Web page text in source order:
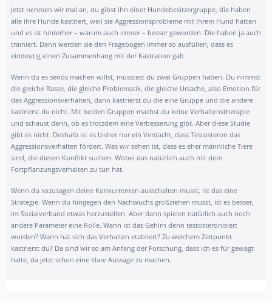
Jetzt nehmen wir mal an, du gibst ihn einer Hundebesitzergruppe, die haben
alle ihre Hunde kastriert, weil sie Aggressionsprobleme mit ihrem Hund hatten
und es ist hinterher – warum auch immer – besser geworden. Die haben ja auch
trainiert. Dann werden sie den Fragebogen immer so ausfüllen, dass es
eindeutig einen Zusammenhang mit der Kastration gab.
Wenn du es seriös machen willst, müsstest du zwei Gruppen haben. Du nimmst
die gleiche Rasse, die gleiche Problematik, die gleiche Ursache, also Emotion für
das Aggressionsverhalten, dann kastrierst du die eine Gruppe und die andere
kastrierst du nicht. Mit beiden Gruppen machst du keine Verhaltenstherapie
und schaust dann, ob es trotzdem eine Verbesserung gibt. Aber diese Studie
gibt es nicht. Deshalb ist es bisher nur ein Verdacht, dass Testosteron das
Aggressionsverhalten fördert. Was wir sehen ist, dass es eher männliche Tiere
sind, die diesen Konflikt suchen. Wobei das natürlich auch mit dem
Fortpflanzungsverhalten zu tun hat.
Wenn du sozusagen deine Konkurrenten ausschalten musst, ist das eine
Strategie. Wenn du hingegen den Nachwuchs großziehen musst, ist es besser,
im Sozialverband etwas herzustellen. Aber dann spielen natürlich auch noch
andere Parameter eine Rolle. Wann ist das Gehirn denn testosteronisiert
worden? Wann hat sich das Verhalten etabliert? Zu welchem Zeitpunkt
kastrierst du? Da sind wir so am Anfang der Forschung, dass ich es für gewagt
halte, da jetzt schon eine klare Aussage zu machen.